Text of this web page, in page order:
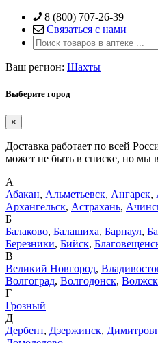
Skip
content
8 (800) 707-26-39
Связаться с нами
Ваш регион: Шахты
Выберите город
×
Доставка работает по всей
может не быть в списке, но мы
А
Абакан, Альметьевск, Ангарск,
Архангельск, Астрахань,
Б
Балаково, Балашиха, Барнаул,
Березники, Бийск,
В
Великий Новгород,
Волгоград, Волгодонск,
Г
Грозный
Д
Дербент, Дзержинск,